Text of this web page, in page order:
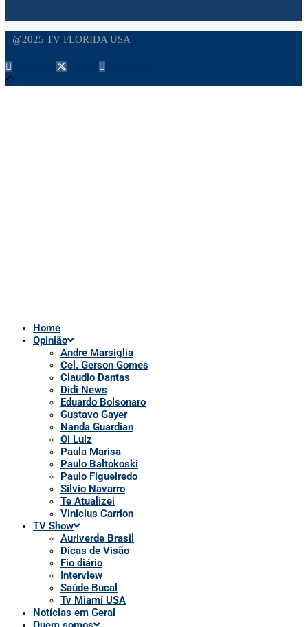
@2025 TV FLORIDA USA
TV Show
Auriverde Brasil
Dicas de Visão
Fio diário
Interview
Saúde Bucal
Tv Miami USA
Notícias em Geral
Quem somos
POLÍTICA DE PRIVACIDADE
APP DA TV
Comerciais
Ao vivo
Patronos